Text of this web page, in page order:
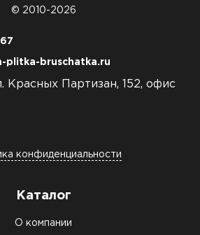
© 2010-2026
plitka-bruschatka.ru
Красных Партизан, 152, офис
конфиденциальности
Каталог
О компании